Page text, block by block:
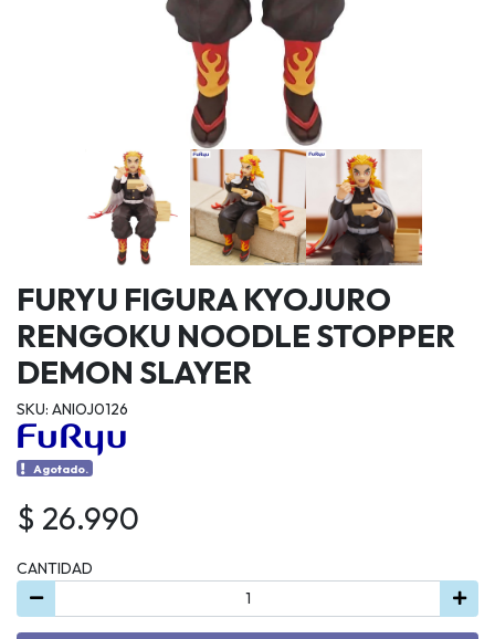
FURYU FIGURA KYOJURO
RENGOKU NOODLE STOPPER
DEMON SLAYER
SKU: ANIOJ0126
Agotado.
$ 26.990
CANTIDAD